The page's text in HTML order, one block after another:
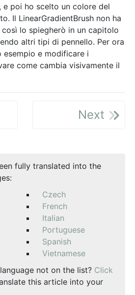
e poi ho scelto un colore del
Il LinearGradientBrush non ha
lo spiegherò in un capitolo
altri tipi di pennello. Per ora
e modificare i
come cambia visivamente il
Next
fully translated into the
Czech
French
Italian
Portuguese
Spanish
Vietnamese
not on the list? Click
this article into your